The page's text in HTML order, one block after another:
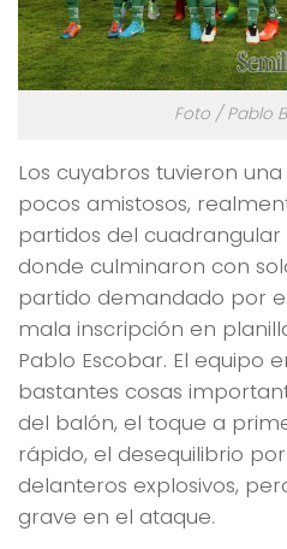
Foto / Pablo
Los cuyabros tuvieron
pocos amistosos,
partidos del cuadrangular
donde culminaron con
partido demandado por
mala inscripción en
Pablo Escobar. El equipo
bastantes cosas
del balón, el toque a
rápido, el desequilibrio
delanteros explosivos,
grave en el ataque.